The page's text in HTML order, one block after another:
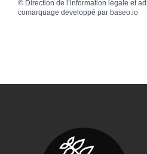
© Direction de l’information légale et
comarquage developpé par baseo.io